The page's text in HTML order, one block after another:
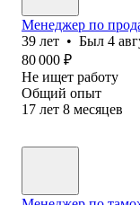
Менеджер по
39 лет • Был 4
80 000 ₽
Не ищет работу
Общий опыт
17 лет 8 месяцев